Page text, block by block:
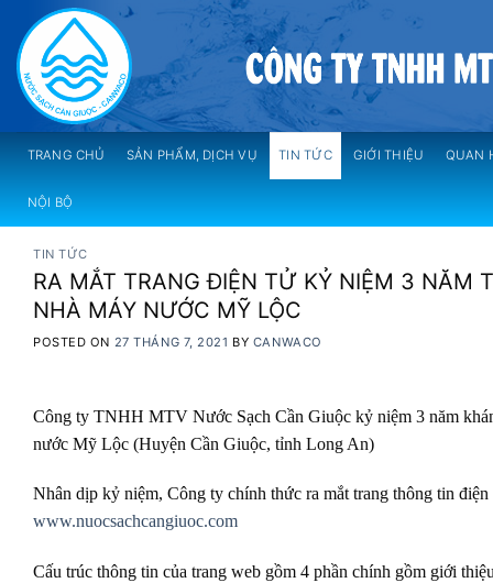
content
TRANG CHỦ SẢN PHẨM, DỊCH VỤ TIN TỨC GIỚI THIỆU QUAN
NỘI BỘ
TIN TỨC
RA MẮT TRANG ĐIỆN TỬ KỶ NIỆM 3 NĂM
NHÀ MÁY NƯỚC MỸ LỘC
POSTED ON 27 THÁNG 7, 2021 BY CANWACO
Công ty TNHH MTV Nước Sạch Cần Giuộc kỷ niệm 3 năm
nước Mỹ Lộc (Huyện Cần Giuộc, tỉnh Long An)
Nhân dịp kỷ niệm, Công ty chính thức ra mắt trang thông tin
www.nuocsachcangiuoc.com
Cấu trúc thông tin của trang web gồm 4 phần chính gồm giới